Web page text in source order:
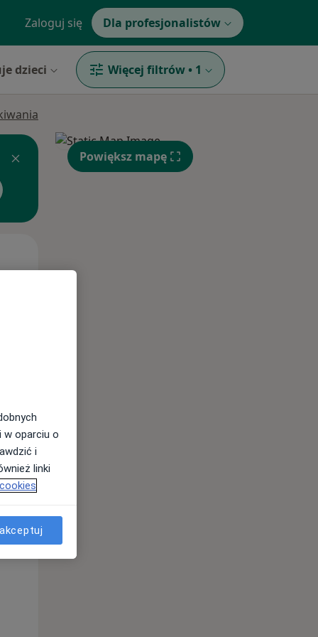
Zaloguj się Dla profesjonalistów
dzieci Więcej filtrów • 1
13 Sie
Powiększ mapę
w oparciu o
i
linki